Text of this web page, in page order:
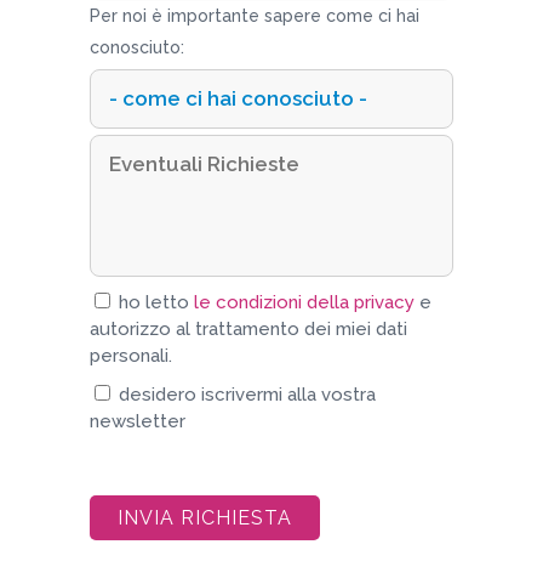
Per noi è importante sapere come ci hai
conosciuto:
ho letto le condizioni della privacy e
autorizzo al trattamento dei miei dati
personali.
desidero iscrivermi alla vostra
newsletter